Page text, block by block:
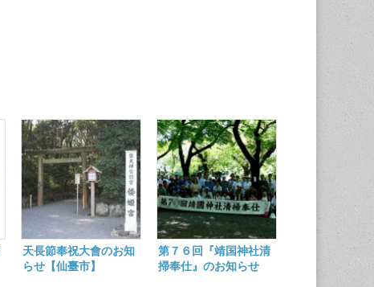
天長節奉祝大會のお知
らせ【仙臺市】
第７６回『靖国神社清
掃奉仕』のお知らせ